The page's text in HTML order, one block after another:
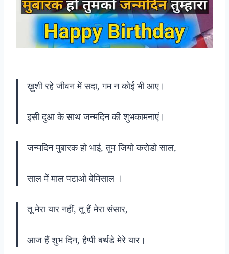
ख़ुशी रहे जीवन में सदा, गम न कोई भी आए।
इसी दुआ के साथ जन्मदिन की शुभकामनाएं।
जन्मदिन मुबारक हो भाई, तुम जियो करोडो साल,
साल में माल पटाओ बेमिसाल ।
तू मेरा यार नहीं, तू हैं मेरा संसार,
आज हैं शुभ दिन, हैप्पी बर्थडे मेरे यार।